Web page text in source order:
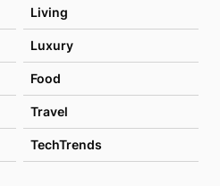
Living
Luxury
Food
Travel
TechTrends